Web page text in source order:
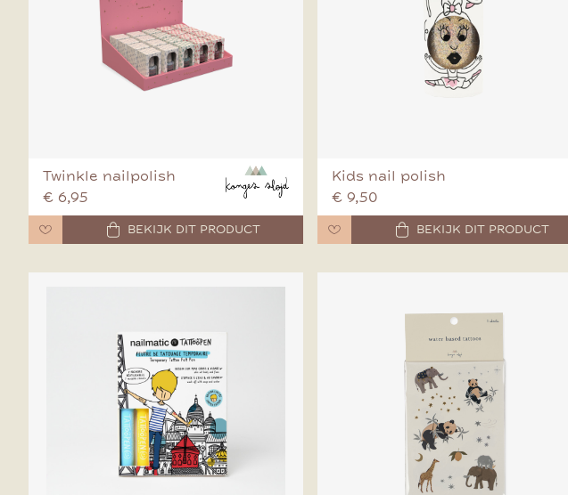
Twinkle nailpolish
€ 6,95
BEKIJK DIT PRODUCT
Kids nail polish
€ 9,50
BEKIJK DIT PRODUCT